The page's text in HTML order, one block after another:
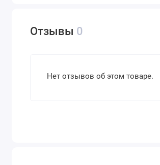
Отзывы 0
Нет отзывов об этом товаре.